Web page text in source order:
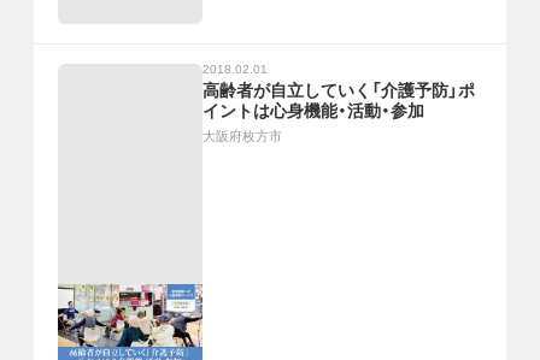
2018.02.01
高齢者が自立していく「介護予防」ポ
イントは心身機能・活動・参加
大阪府枚方市